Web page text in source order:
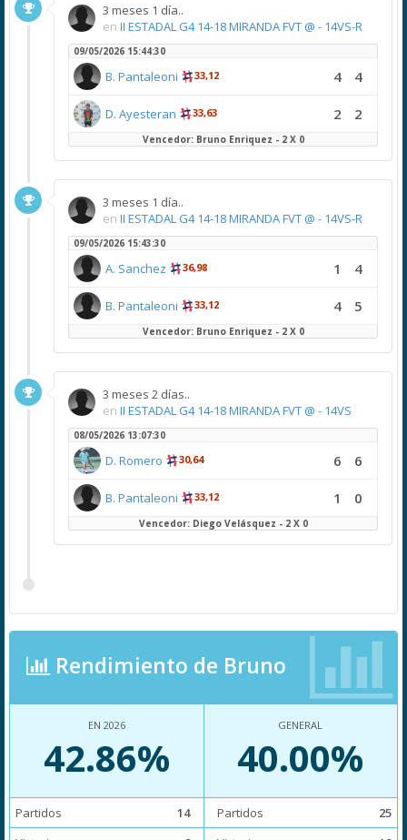
3 meses 1 día..
en II ESTADAL G4 14-18 MIRANDA FVT @ - 14VS-R
09/05/2026 15:44:30
B. Pantaleoni 33,12 4 4
D. Ayesteran 33,63 2 2
Vencedor: Bruno Enriquez - 2 X 0
3 meses 1 día..
en II ESTADAL G4 14-18 MIRANDA FVT @ - 14VS-R
09/05/2026 15:43:30
A. Sanchez 36,98 1 4
B. Pantaleoni 33,12 4 5
Vencedor: Bruno Enriquez - 2 X 0
3 meses 2 días..
en II ESTADAL G4 14-18 MIRANDA FVT @ - 14VS
08/05/2026 13:07:30
D. Romero 30,64 6 6
B. Pantaleoni 33,12 1 0
Vencedor: Diego Velásquez - 2 X 0
Rendimiento de Bruno
EN 2026
42.86%
Partidos
14
GENERAL
40.00%
Partidos
25